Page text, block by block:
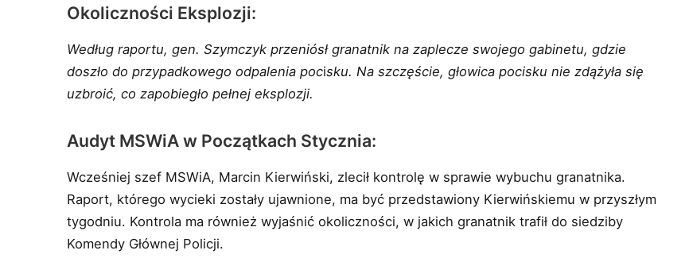
Okoliczności Eksplozji:
Według raportu, gen. Szymczyk przeniósł granatnik na zaplecze swojego gabinetu, gdzie
doszło do przypadkowego odpalenia pocisku. Na szczęście, głowica pocisku nie zdążyła się
uzbroić, co zapobiegło pełnej eksplozji.
Audyt MSWiA w Początkach Stycznia:
Wcześniej szef MSWiA, Marcin Kierwiński, zlecił kontrolę w sprawie wybuchu granatnika.
Raport, którego wycieki zostały ujawnione, ma być przedstawiony Kierwińskiemu w przyszłym
tygodniu. Kontrola ma również wyjaśnić okoliczności, w jakich granatnik trafił do siedziby
Komendy Głównej Policji.